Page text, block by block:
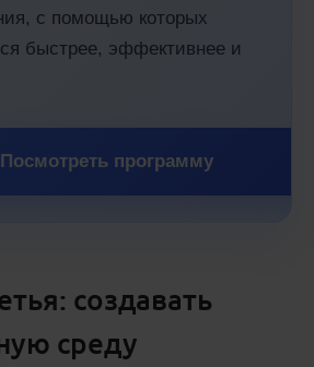
с помощью которых
быстрее, эффективнее и
Посмотреть программу
создавать
среду